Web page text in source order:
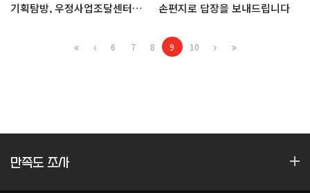
기획탐방, 우정사업조달센터를 살펴보다! 손편지로 답장을 보내드립니다
6 7 8 9 10
만족도 조사